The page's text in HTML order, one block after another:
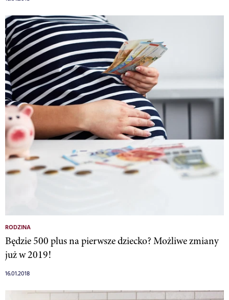
RODZINA
Będzie 500 plus na pierwsze dziecko? Możliwe zmiany
już w 2019!
16.01.2018